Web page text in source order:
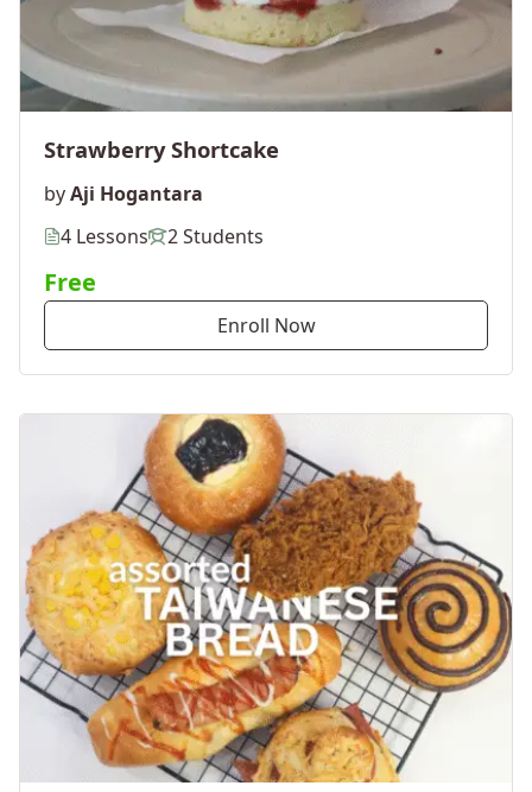
Strawberry Shortcake
byAji Hogantara
4 Lessons
2 Students
Free
Enroll Now